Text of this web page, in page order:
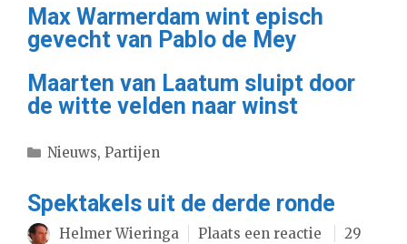
Max Warmerdam wint episch
gevecht van Pablo de Mey
Maarten van Laatum sluipt door
de witte velden naar winst
Categorieën
Nieuws, Partijen
Spektakels uit de derde ronde
Helmer Wieringa Plaats een reactie
29